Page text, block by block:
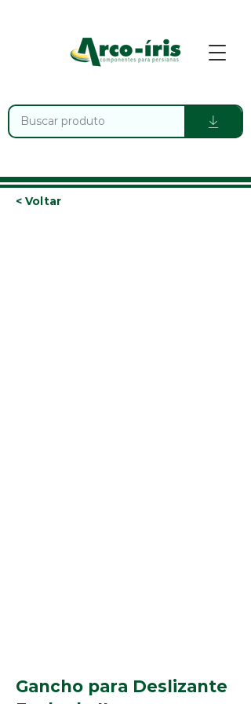
< Voltar
Gancho para Deslizante